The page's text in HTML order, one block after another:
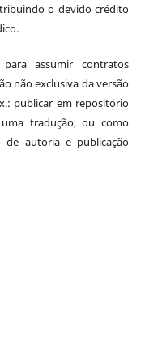
o devido crédito
assumir contratos
não exclusiva da versão
publicar em repositório
tradução, ou como
de autoria e publicação